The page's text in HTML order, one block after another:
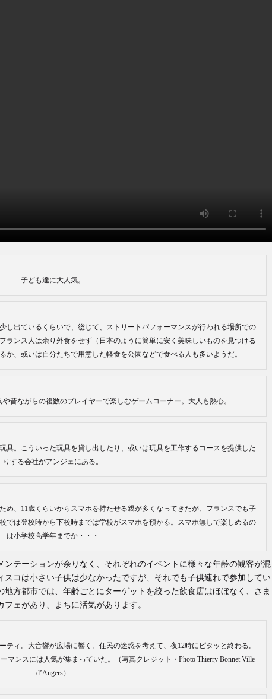
子ども達に大人気。
し出ているくらいで、総じて、ストリートパフォーマンスが行われる場所での
ランス人は余り外食をせず（日本のように簡単に安く美味しいものを見つける
か、或いは自分たちで用意した軽食を公園などで食べる人も多いようだ。
昔ながらの複数のプレイヤーで楽しむゲームコーナー。大人も熱心。
具。こういった玩具を貸し出したり、或いは玩具を工作するコースを提供した
りする会社がアンジェにある。
め、11歳くらいからスマホを持たせる親が多くなってきたが、フランスでも子
では登校時から下校時までは学校がスマホを預かる。スマホ無しで楽しめるの
は小学校高学年までか・・・
ンテーションが余りなく、それぞれのイベントに様々な年齢の観客が混
スコは小さい子供は少なかったですが、それでも子供連れで参加してい
方都市では、年齢ごとにターゲットを絞った飲食店はほぼなく、さま
ェがあり、まちに活気があります。
ィ。大音響が広場に響く。住民の迷惑を考えて、夜12時にピタッと終わる。
マンスには人気が集まっていた。（写真クレジット・Photo Thierry Bonnet Ville
d’Angers）